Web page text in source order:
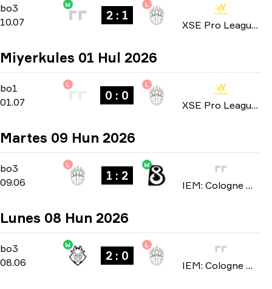
bo3 -bo3
10.07
W
2 : 1
L
XSE Pro League 2026
Miyerkules 01 Hul 2026
bo1 Group Stage
bo1
01.07
L
0 : 0
L
XSE Pro League 2026
Martes 09 Hun 2026
bo3
bo3
09.06
L
1 : 2
W
IEM: Cologne Major 2026
Lunes 08 Hun 2026
bo3
bo3
08.06
W
2 : 0
L
IEM: Cologne Major 2026